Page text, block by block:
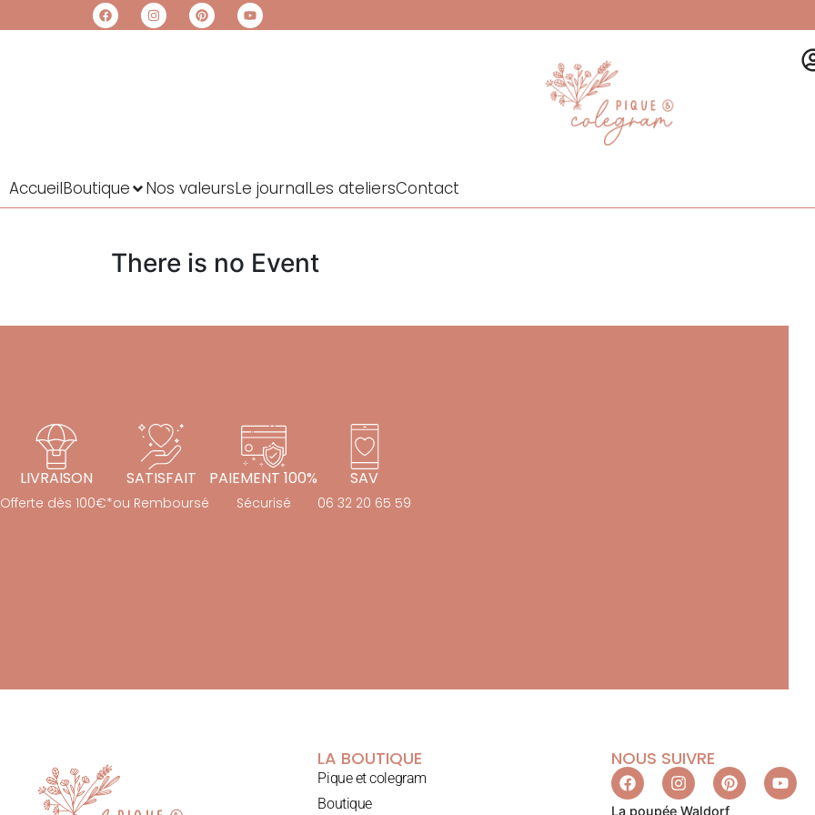
AccueilBoutique Nos valeursLe journalLes ateliersContact
There is no Event
LIVRAISON
Offerte dès 100€*
SATISFAIT
ou Remboursé
PAIEMENT 100%
Sécurisé
SAV
06 32 20 65 59
LA BOUTIQUE
Pique et colegram
Boutique
NOUS SUIVRE
La poupée Waldorf